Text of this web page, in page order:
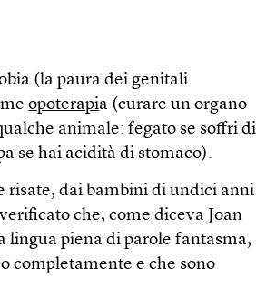
(la paura dei genitali
opoterapia (curare un organo
animale: fegato se soffri di
se hai acidità di stomaco).
risate, dai bambini di undici anni
che, come diceva Joan
lingua piena di parole fantasma,
completamente e che sono